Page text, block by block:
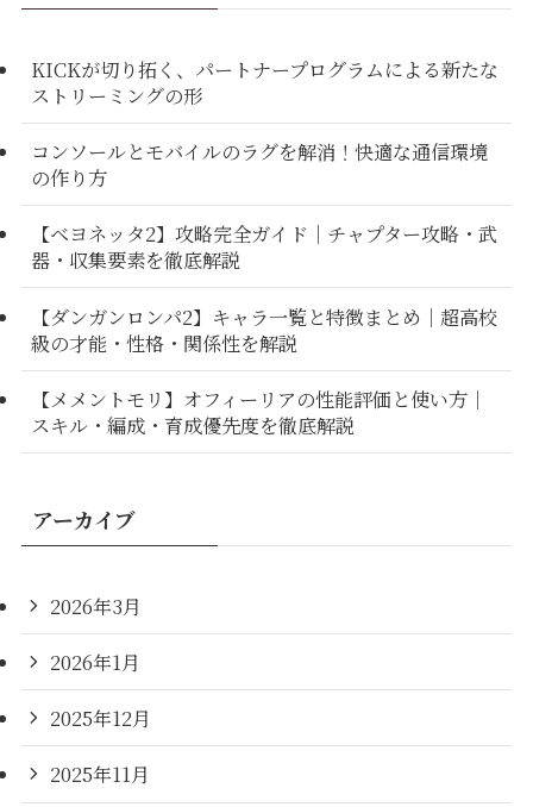
KICKが切り拓く、パートナープログラムによる新たな
ストリーミングの形
コンソールとモバイルのラグを解消！快適な通信環境
の作り方
【ベヨネッタ2】攻略完全ガイド｜チャプター攻略・武
器・収集要素を徹底解説
【ダンガンロンパ2】キャラ一覧と特徴まとめ｜超高校
級の才能・性格・関係性を解説
【メメントモリ】オフィーリアの性能評価と使い方｜
スキル・編成・育成優先度を徹底解説
アーカイブ
2026年3月
2026年1月
2025年12月
2025年11月